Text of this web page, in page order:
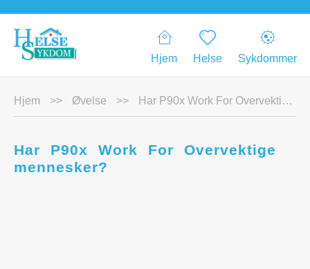
Hjem Helse Sykdommer
Hjem >> Øvelse >> Har P90x Work For Overvektige mennesker?
Har P90x Work For Overvektige
mennesker?